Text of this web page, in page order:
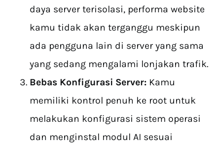
daya server terisolasi, performa website
kamu tidak akan terganggu meskipun
ada pengguna lain di server yang sama
yang sedang mengalami lonjakan trafik.
Bebas Konfigurasi Server: Kamu
memiliki kontrol penuh ke root untuk
melakukan konfigurasi sistem operasi
dan menginstal modul AI sesuai